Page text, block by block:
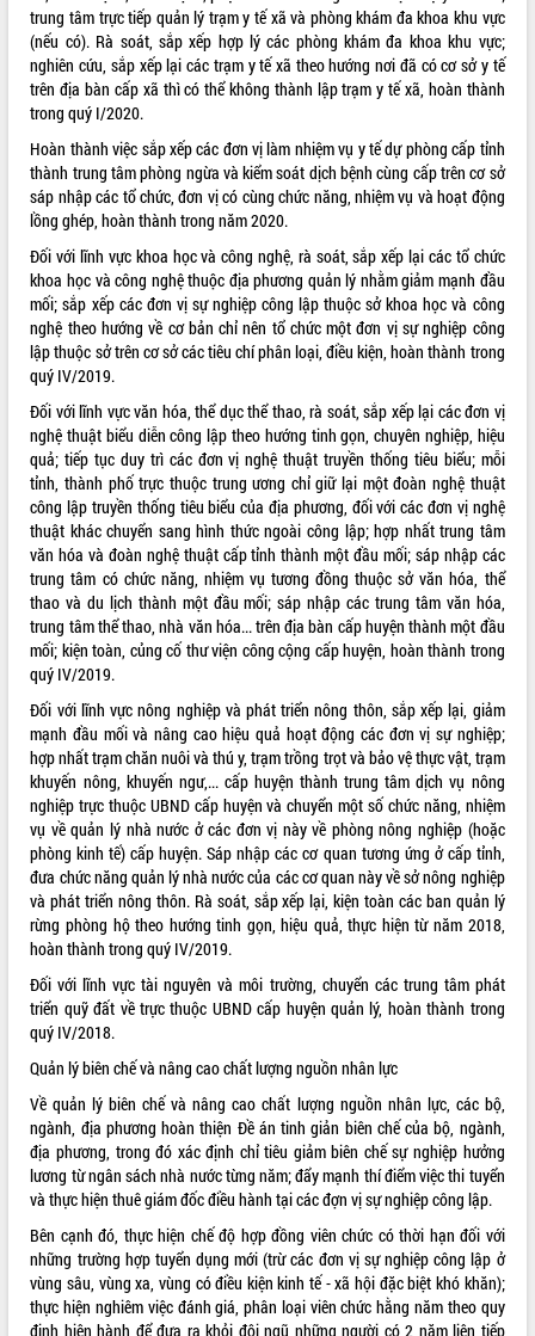
trung tâm trực tiếp quản lý trạm y tế xã và phòng khám đa khoa khu vực
(nếu có). Rà soát, sắp xếp hợp lý các phòng khám đa khoa khu vực;
nghiên cứu, sắp xếp lại các trạm y tế xã theo hướng nơi đã có cơ sở y tế
trên địa bàn cấp xã thì có thể không thành lập trạm y tế xã, hoàn thành
trong quý I/2020.
Hoàn thành việc sắp xếp các đơn vị làm nhiệm vụ y tế dự phòng cấp tỉnh
thành trung tâm phòng ngừa và kiểm soát dịch bệnh cùng cấp trên cơ sở
sáp nhập các tổ chức, đơn vị có cùng chức năng, nhiệm vụ và hoạt động
lồng ghép, hoàn thành trong năm 2020.
Đối với lĩnh vực khoa học và công nghệ, rà soát, sắp xếp lại các tổ chức
khoa học và công nghệ thuộc địa phương quản lý nhằm giảm mạnh đầu
mối; sắp xếp các đơn vị sự nghiệp công lập thuộc sở khoa học và công
nghệ theo hướng về cơ bản chỉ nên tổ chức một đơn vị sự nghiệp công
lập thuộc sở trên cơ sở các tiêu chí phân loại, điều kiện, hoàn thành trong
quý IV/2019.
Đối với lĩnh vực văn hóa, thể dục thể thao, rà soát, sắp xếp lại các đơn vị
nghệ thuật biểu diễn công lập theo hướng tinh gọn, chuyên nghiệp, hiệu
quả; tiếp tục duy trì các đơn vị nghệ thuật truyền thống tiêu biểu; mỗi
tỉnh, thành phố trực thuộc trung ương chỉ giữ lại một đoàn nghệ thuật
công lập truyền thống tiêu biểu của địa phương, đối với các đơn vị nghệ
thuật khác chuyển sang hình thức ngoài công lập; hợp nhất trung tâm
văn hóa và đoàn nghệ thuật cấp tỉnh thành một đầu mối; sáp nhập các
trung tâm có chức năng, nhiệm vụ tương đồng thuộc sở văn hóa, thể
thao và du lịch thành một đầu mối; sáp nhập các trung tâm văn hóa,
trung tâm thể thao, nhà văn hóa... trên địa bàn cấp huyện thành một đầu
mối; kiện toàn, củng cố thư viện công cộng cấp huyện, hoàn thành trong
quý IV/2019.
Đối với lĩnh vực nông nghiệp và phát triển nông thôn, sắp xếp lại, giảm
mạnh đầu mối và nâng cao hiệu quả hoạt động các đơn vị sự nghiệp;
hợp nhất trạm chăn nuôi và thú y, trạm trồng trọt và bảo vệ thực vật, trạm
khuyến nông, khuyến ngư,... cấp huyện thành trung tâm dịch vụ nông
nghiệp trực thuộc UBND cấp huyện và chuyển một số chức năng, nhiệm
vụ về quản lý nhà nước ở các đơn vị này về phòng nông nghiệp (hoặc
phòng kinh tế) cấp huyện. Sáp nhập các cơ quan tương ứng ở cấp tỉnh,
đưa chức năng quản lý nhà nước của các cơ quan này về sở nông nghiệp
và phát triển nông thôn. Rà soát, sắp xếp lại, kiện toàn các ban quản lý
rừng phòng hộ theo hướng tinh gọn, hiệu quả, thực hiện từ năm 2018,
hoàn thành trong quý IV/2019.
Đối với lĩnh vực tài nguyên và môi trường, chuyển các trung tâm phát
triển quỹ đất về trực thuộc UBND cấp huyện quản lý, hoàn thành trong
quý IV/2018.
Quản lý biên chế và nâng cao chất lượng nguồn nhân lực
Về quản lý biên chế và nâng cao chất lượng nguồn nhân lực, các bộ,
ngành, địa phương hoàn thiện Đề án tinh giản biên chế của bộ, ngành,
địa phương, trong đó xác định chỉ tiêu giảm biên chế sự nghiệp hưởng
lương từ ngân sách nhà nước từng năm; đẩy mạnh thí điểm việc thi tuyển
và thực hiện thuê giám đốc điều hành tại các đợn vị sự nghiệp công lập.
Bên cạnh đó, thực hiện chế độ hợp đồng viên chức có thời hạn đối với
những trường hợp tuyển dụng mới (trừ các đơn vị sự nghiệp công lập ở
vùng sâu, vùng xa, vùng có điều kiện kinh tế - xã hội đặc biệt khó khăn);
thực hiện nghiêm việc đánh giá, phân loại viên chức hằng năm theo quy
định hiện hành để đưa ra khỏi đội ngũ những người có 2 năm liên tiếp